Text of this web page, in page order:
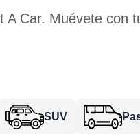
A Car. Muévete con
SUV